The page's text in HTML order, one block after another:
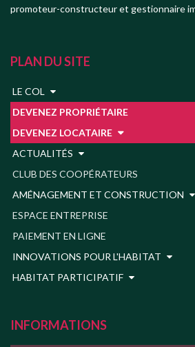
promoteur-constructeur et gestionnaire
PLAN DU SITE
LE COL
DEVENEZ PROPRIÉTAIRE
DEVENEZ LOCATAIRE
ACTUALITÉS
CLUB DES COOPÉRATEURS
AMÉNAGEMENT ET CONSTRUCTION
ESPACE ENTREPRISE
PAIEMENT EN LIGNE
INNOVATIONS POUR L'HABITAT
HABITAT PARTICIPATIF
INFORMATIONS